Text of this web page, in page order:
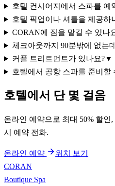
호텔 컨시어지에서 스파를 예
호텔 픽업이나 셔틀을 제공하
CORAN에 짐을 맡길 수 있나
체크아웃까지 90분밖에 없는
커플 트리트먼트가 있나요?▼
호텔에서 공항 스파를 준비할
호텔에서 단 몇 걸음
온라인 예약으로 최대 50% 할인,
시 예약 전화.
온라인 예약
위치 보기
CORAN
Boutique Spa